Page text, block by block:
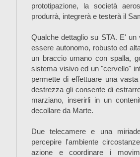
prototipazione, la società
produrrà, integrerà e testerà il
Qualche dettaglio su STA. E'
essere autonomo, robusto ed
un braccio umano con spalla,
sistema visivo ed un "cervello"
permette di effettuare una
destrezza gli consente di
marziano, inserirli in un
decollare da Marte.
Due telecamere e una
percepire l'ambiente
azione e coordinare i